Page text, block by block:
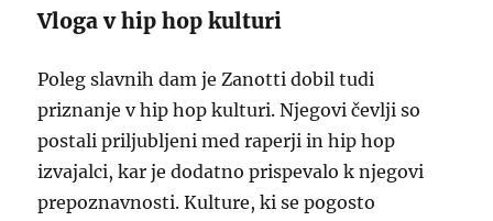
Vloga v hip hop kulturi
Poleg slavnih dam je Zanotti dobil tudi
priznanje v hip hop kulturi. Njegovi čevlji so
postali priljubljeni med raperji in hip hop
izvajalci, kar je dodatno prispevalo k njegovi
prepoznavnosti. Kulture, ki se pogosto